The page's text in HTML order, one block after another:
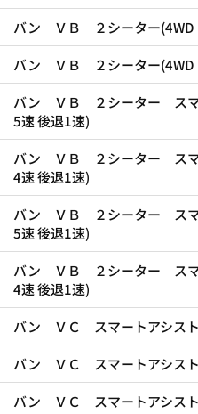
バン ＶＢ ２シーター(4WD
バン ＶＢ ２シーター(4WD
バン ＶＢ ２シーター スマ
5速 後退1速)
バン ＶＢ ２シーター スマ
4速 後退1速)
バン ＶＢ ２シーター スマ
5速 後退1速)
バン ＶＢ ２シーター スマ
4速 後退1速)
バン ＶＣ スマートアシスト
バン ＶＣ スマートアシスト
バン ＶＣ スマートアシスト